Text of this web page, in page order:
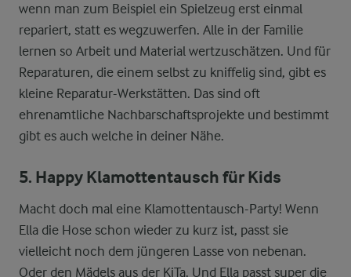
wenn man zum Beispiel ein Spielzeug erst einmal
repariert, statt es wegzuwerfen. Alle in der Familie
lernen so Arbeit und Material wertzuschätzen. Und für
Reparaturen, die einem selbst zu kniffelig sind, gibt es
kleine Reparatur-Werkstätten. Das sind oft
ehrenamtliche Nachbarschaftsprojekte und bestimmt
gibt es auch welche in deiner Nähe.
5. Happy Klamottentausch für Kids
Macht doch mal eine Klamottentausch-Party! Wenn
Ella die Hose schon wieder zu kurz ist, passt sie
vielleicht noch dem jüngeren Lasse von nebenan.
Oder den Mädels aus der KiTa. Und Ella passt super die